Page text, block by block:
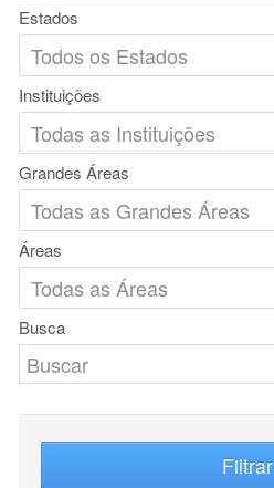
Estados
Instituições
Grandes Áreas
Áreas
Busca
Filtrar